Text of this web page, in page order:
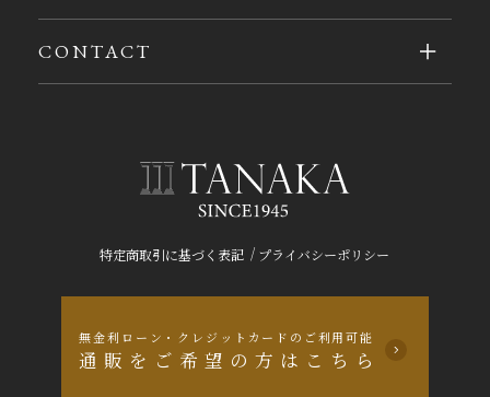
特定商取引に基づく表記 / プライバシーポリシー
無金利ローン・クレジットカードのご利用可能
通販をご希望の方はこちら
CONTACT